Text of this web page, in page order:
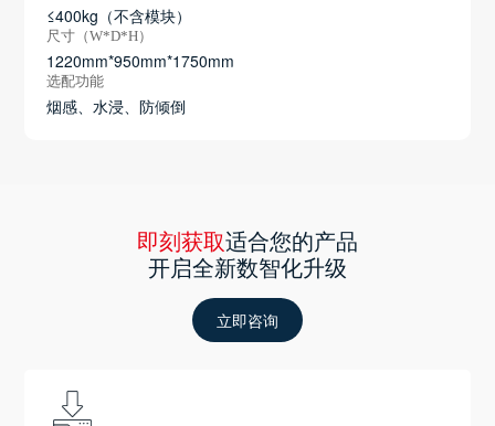
≤400kg（不含模块）
尺寸（W*D*H）
1220mm*950mm*1750mm
选配功能
烟感、水浸、防倾倒
即刻获取适合您的产品
开启全新数智化升级
立即咨询